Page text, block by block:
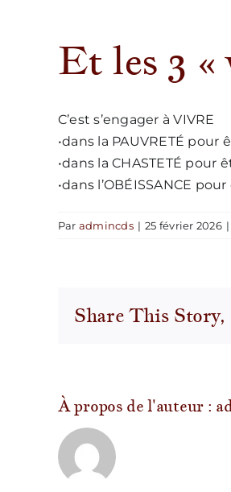
Et les 3 «
C’est s’engager à VIVRE
•dans la PAUVRETÉ pour
•dans la CHASTETÉ
•dans l’OBÉISSANCE
Par admincds | 25 février 2026 |
Share This
À propos de l'auteur :